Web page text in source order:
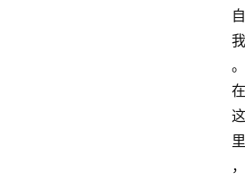
自
我
。
在
这
里
，